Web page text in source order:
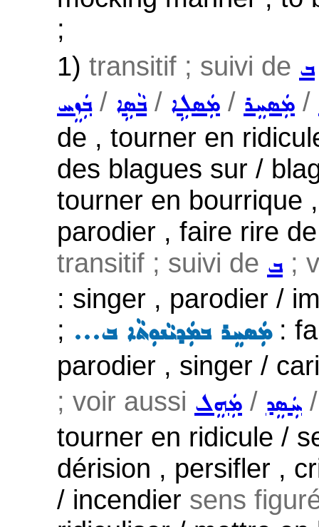
;
1) transitif ; suivi de ܒ
ܒܲܙܸܚ/ ܒܵܣܹܐ/ ܡܲܣܠܹܐ / ܡܲܣܚܸܪ /
de , tourner en
des blagues sur /
tourner en bourrique
parodier , faire rire
transitif ; suivi de ܒ;
: singer , parodier /
;
...ܡܲܣܚܸܪ ܒܡܲܕܝܵܢܘܼܬܵܐ ܒ:
parodier , singer /
; voir aussi ܡܲܗܸܠ / ܚܲܣܸܕ
tourner en ridicule /
dérision , persifler ,
/ incendier sens